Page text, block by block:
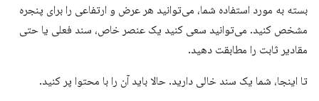
بسته به مورد استفاده شما، می‌توانید هر عرض و ارتفاعی را برای پنجره
مشخص کنید. می‌توانید سعی کنید یک عنصر خاص، سند فعلی یا حتی
مقادیر ثابت را مطابقت دهید.
تا اینجا، شما یک سند خالی دارید. حالا باید آن را با محتوا پر کنید.